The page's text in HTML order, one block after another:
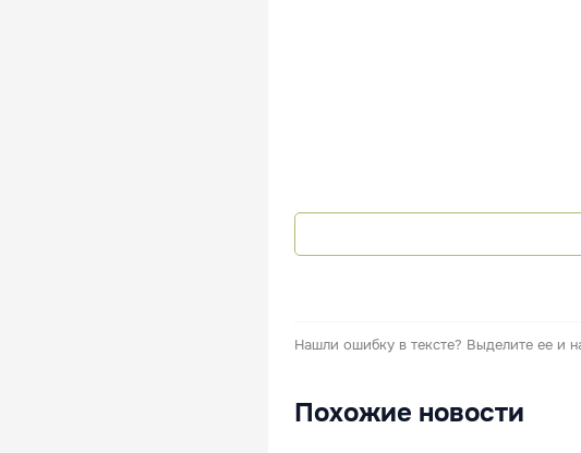
Нашли ошибку в тексте? Выделите ее и
Похожие новости